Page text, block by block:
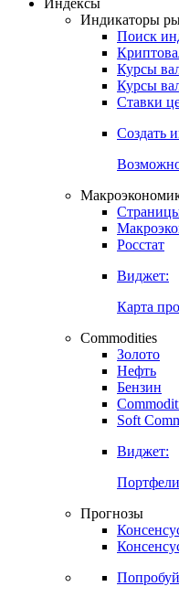
Индексы
Индикаторы
Поиск
Курсы
Курсы
Ставки
Создать
Росстат
Виджет:
Карта
Commodities
Золото
Нефть
Бензин
Soft
Виджет:
Прогнозы